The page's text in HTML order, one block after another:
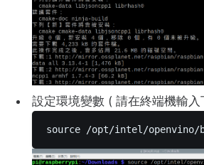
設定環境變數 ( 請在終端機輸入
source /opt/intel/openvino/